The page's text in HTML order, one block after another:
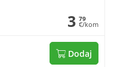
3 79
€/kom
Dodaj